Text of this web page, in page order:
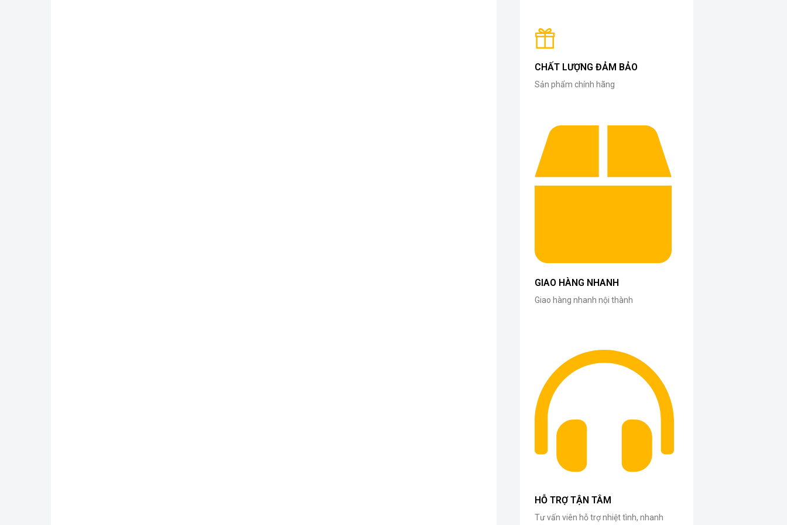
CHẤT LƯỢNG ĐẢM BẢO
Sản phẩm chính hãng
GIAO HÀNG NHANH
Giao hàng nhanh nội thành
HỖ TRỢ TẬN TÂM
Tư vấn viên hỗ trợ nhiệt tình, nhanh